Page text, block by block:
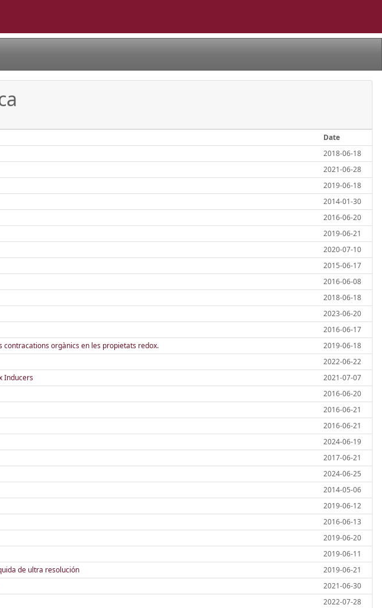
Date
2018-06-18
2021-06-28
2019-06-18
2014-01-30
2016-06-20
2019-06-21
2020-07-10
2015-06-17
2016-06-08
2018-06-18
2023-06-20
2016-06-17
orgànics en les propietats redox.
2019-06-18
2022-06-22
Inducers
2021-07-07
2016-06-20
2016-06-21
2016-06-21
2024-06-19
2017-06-21
2024-06-25
2014-05-06
2019-06-12
2016-06-13
2019-06-20
2019-06-11
de ultra resolución
2019-06-21
2021-06-30
2022-07-28